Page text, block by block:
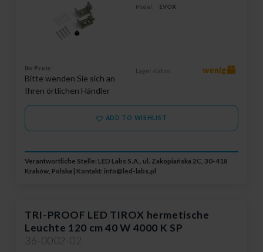
Model:
EVOX
Ihr Preis:
Bitte wenden Sie sich an
Ihren örtlichen Händler
Lagerstatus: wenig
ADD TO WISHLIST
Verantwortliche Stelle: LED Labs S.A., ul. Zakopiańska 2C, 30-418
Kraków, Polska | Kontakt: info@led-labs.pl
TRI-PROOF LED TIROX hermetische
Leuchte 120 cm 40 W 4000 K SP
36-0002-02